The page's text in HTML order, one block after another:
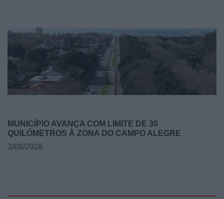
MUNICÍPIO AVANÇA COM LIMITE DE 30
QUILÓMETROS À ZONA DO CAMPO ALEGRE
3/08/2026